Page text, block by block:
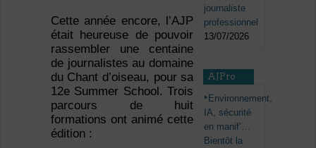
Cette année encore, l’AJP
était heureuse de pouvoir
rassembler une centaine
de journalistes au domaine
du Chant d’oiseau, pour sa
12e Summer School. Trois
parcours de huit
formations ont animé cette
édition :
journaliste
professionnel
13/07/2026
AJPro
Environnement,
IA, sécurité
en manif’…
Bientôt la